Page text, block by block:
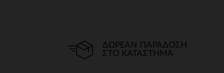
ΔΩΡΕΆΝ ΠΑΡΆΔΟΣΗ
ΣΤΟ ΚΑΤΆΣΤΗΜΑ